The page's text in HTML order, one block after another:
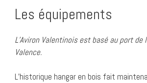
Les équipements
L’Aviron Valentinois est basé au port de
Valence.
L’historique hangar en bois fait